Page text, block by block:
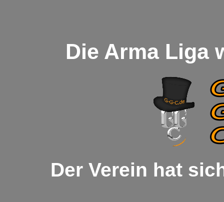
Die Arma Liga
Der Verein hat